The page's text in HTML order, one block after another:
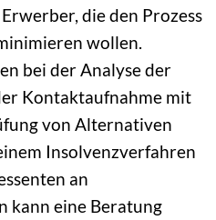
die den Prozess
wollen.
bei der Analyse der
Kontaktaufnahme mit
von Alternativen
Insolvenzverfahren
an
kann eine Beratung